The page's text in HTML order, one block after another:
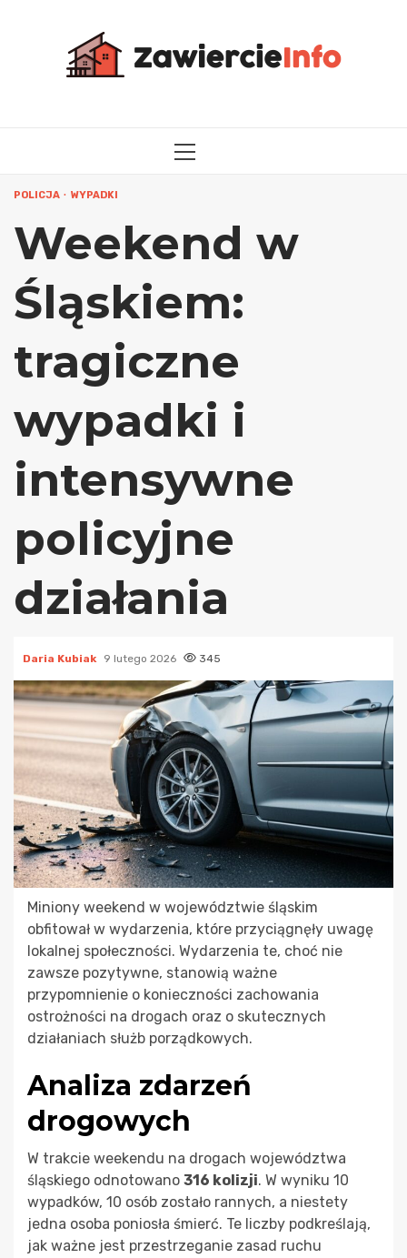
MENU
POLICJA WYPADKI
Weekend w
Śląskiem:
tragiczne
wypadki i
intensywne
policyjne
działania
Daria Kubiak 9 lutego 2026 345
Miniony weekend w województwie śląskim
obfitował w wydarzenia, które przyciągnęły uwagę
lokalnej społeczności. Wydarzenia te, choć nie
zawsze pozytywne, stanowią ważne
przypomnienie o konieczności zachowania
ostrożności na drogach oraz o skutecznych
działaniach służb porządkowych.
Analiza zdarzeń
drogowych
W trakcie weekendu na drogach województwa
śląskiego odnotowano 316 kolizji. W wyniku 10
wypadków, 10 osób zostało rannych, a niestety
jedna osoba poniosła śmierć. Te liczby podkreślają,
jak ważne jest przestrzeganie zasad ruchu